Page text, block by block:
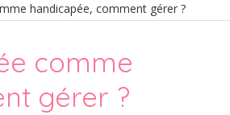
handicapée, comment gérer ?
comme
gérer ?